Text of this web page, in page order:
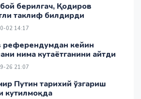
берилгач, Қодиров
таклиф билдирди
02 14:17
референдумдан кейин
нима кутаётганини айтди
26 21:07
Путин тарихий ўзгариш
кутилмоқда